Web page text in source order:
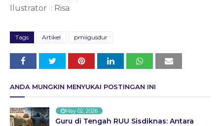
Ilustrator : Risa
Tags Artikel pmiigusdur
ANDA MUNGKIN MENYUKAI POSTINGAN INI
May 02, 2026
Guru di Tengah RUU Sisdiknas: Antara